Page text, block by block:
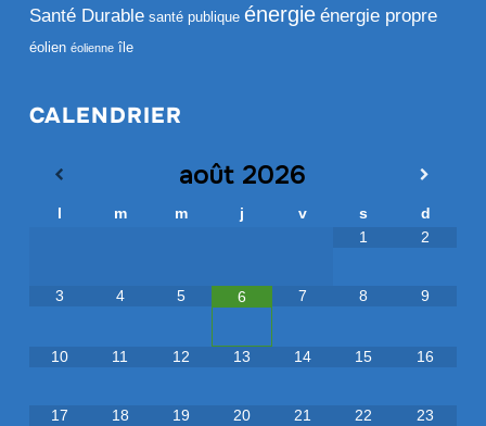
Santé Durable santé publique énergie énergie propre
éolien éolienne île
CALENDRIER
août 2026
l m m j v s
d
1
2
3 4 5 6 7 8 9
10 11 12 13 14 15 16
17 18 19 20 21 22 23